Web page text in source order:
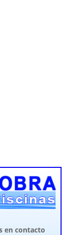
en contacto